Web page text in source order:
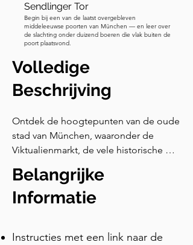
Reformatiebeweging. Kijk rond in de
kerk en ga dan naar de Marienplatz en
zoek een fontein met een vis erop.
Sendlinger Tor
Begin bij een van de laatst overgebleven
middeleeuwse poorten van München — en leer over
de slachting onder duizend boeren die vlak buiten de
poort plaatsvond.
Volledige
Beschrijving
Ontdek de hoogtepunten van de oude
stad van München, waaronder de
Viktualienmarkt, de vele historische
kerken zoals de Asamkirche en de
Frauenkirche tijdens deze zelfgeleide
wandeling. Je zult horen over
op de dag van vandaag voortduren, en
Belangrijke
Informatie
Instructies met een link naar de